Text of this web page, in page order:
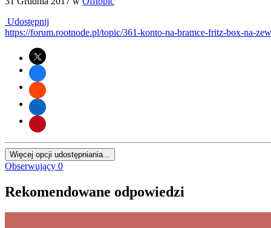
Udostępnij
https://forum.rootnode.pl/topic/361-konto-na-bramce-fritz-box-na-
Więcej opcji udostępniania...
Obserwujący 0
Rekomendowane odpowiedzi